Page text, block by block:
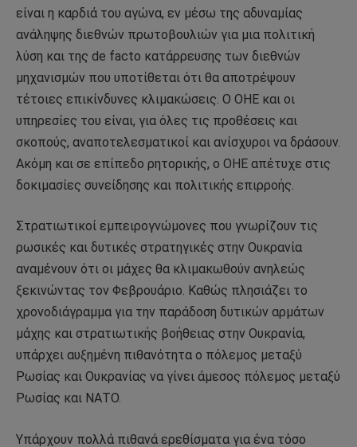
είναι η καρδιά του αγώνα, εν μέσω της αδυναμίας
ανάληψης διεθνών πρωτοβουλιών για μια πολιτική
λύση και της de facto κατάρρευσης των διεθνών
μηχανισμών που υποτίθεται ότι θα αποτρέψουν
τέτοιες επικίνδυνες κλιμακώσεις. Ο ΟΗΕ και οι
υπηρεσίες του είναι, για όλες τις προθέσεις και
σκοπούς, αναποτελεσματικοί και ανίσχυροι να δράσουν.
Ακόμη και σε επίπεδο ρητορικής, ο ΟΗΕ απέτυχε στις
δοκιμασίες συνείδησης και πολιτικής επιρροής.
Στρατιωτικοί εμπειρογνώμονες που γνωρίζουν τις
ρωσικές και δυτικές στρατηγικές στην Ουκρανία
αναμένουν ότι οι μάχες θα κλιμακωθούν ανηλεώς
ξεκινώντας τον Φεβρουάριο. Καθώς πλησιάζει το
χρονοδιάγραμμα για την παράδοση δυτικών αρμάτων
μάχης και στρατιωτικής βοήθειας στην Ουκρανία,
υπάρχει αυξημένη πιθανότητα ο πόλεμος μεταξύ
Ρωσίας και Ουκρανίας να γίνει άμεσος πόλεμος μεταξύ
Ρωσίας και ΝΑΤΟ.
Υπάρχουν πολλά πιθανά ερεθίσματα για ένα τόσο